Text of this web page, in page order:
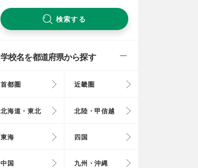
検索する
学校名を都道府県から探す
首都圏 近畿圏
北海道・東北 北陸・甲信越
東海 四国
中国 九州・沖縄